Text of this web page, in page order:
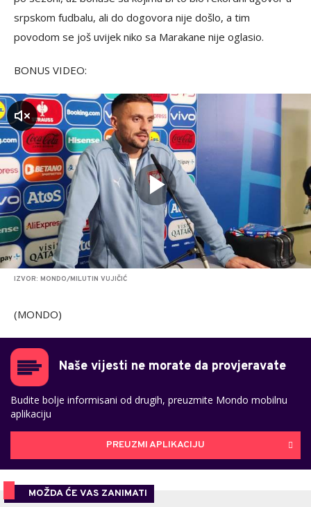
srpskom fudbalu, ali do dogovora nije došlo, a tim
povodom se još uvijek niko sa Marakane nije oglasio.
BONUS VIDEO:
IZVOR: MONDO/MILUTIN VUJIČIĆ
(MONDO)
Naše vijesti ne morate da provjeravate
Budite bolje informisani od drugih, preuzmite Mondo mobilnu
aplikaciju
PREUZMI APLIKACIJU
MOŽDA ĆE VAS ZANIMATI